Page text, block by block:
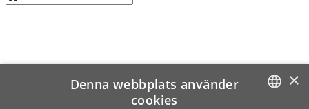
×
Denna webbplats använder
cookies